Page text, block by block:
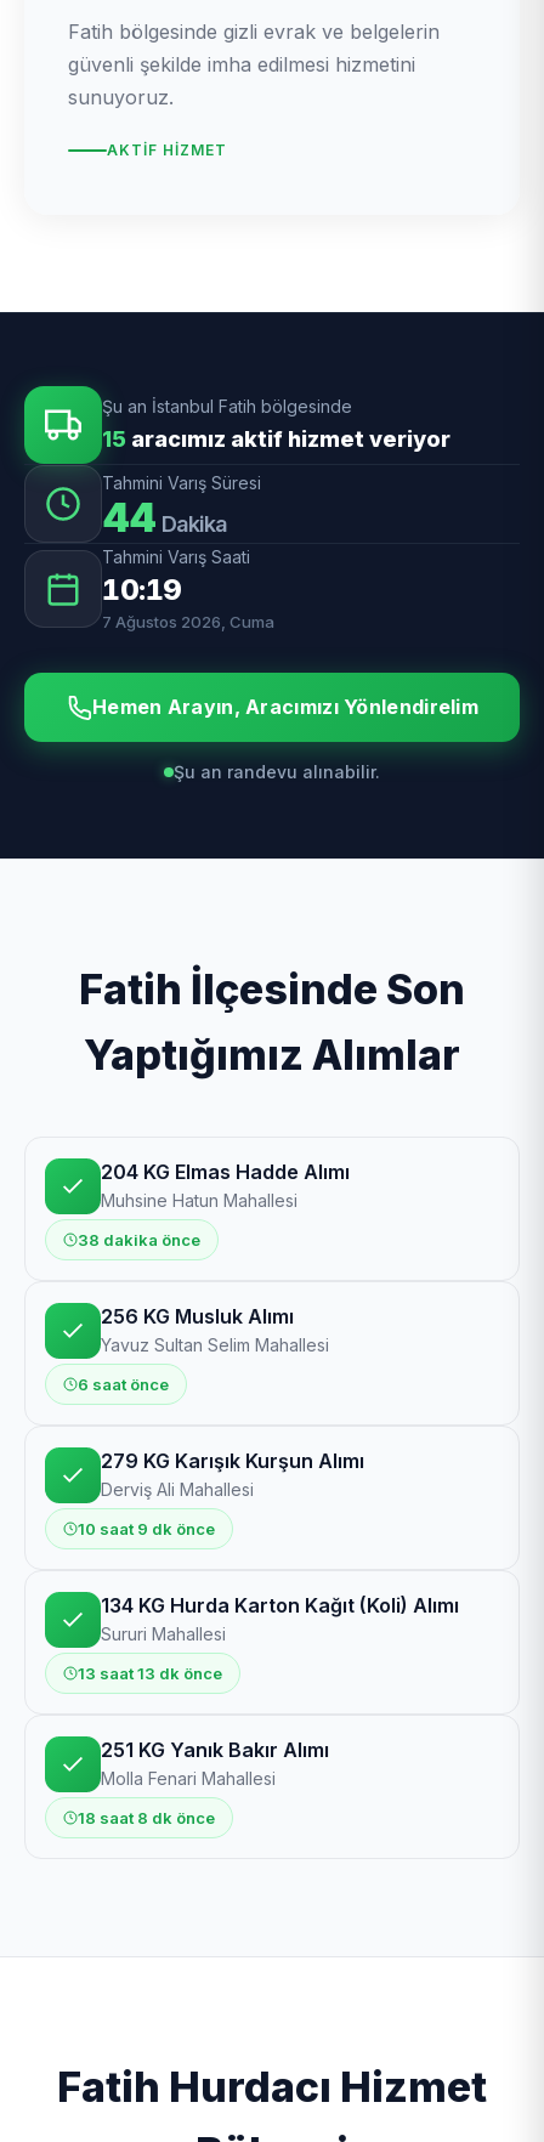
Fatih bölgesinde gizli evrak ve belgelerin
güvenli şekilde imha edilmesi hizmetini
sunuyoruz.
AKTIF HIZMET
Şu an İstanbul Fatih bölgesinde
15 aracımız aktif hizmet veriyor
Tahmini Varış Süresi
44 Dakika
Tahmini Varış Saati
10:19
7 Ağustos 2026, Cuma
Hemen Arayın, Aracımızı Yönlendirelim
Şu an randevu alınabilir.
Fatih İlçesinde Son
Yaptığımız Alımlar
204 KG Elmas Hadde Alımı
Muhsine Hatun Mahallesi
38 dakika önce
256 KG Musluk Alımı
Yavuz Sultan Selim Mahallesi
6 saat önce
279 KG Karışık Kurşun Alımı
Derviş Ali Mahallesi
10 saat 9 dk önce
134 KG Hurda Karton Kağıt (Koli) Alımı
Sururi Mahallesi
13 saat 13 dk önce
251 KG Yanık Bakır Alımı
Molla Fenari Mahallesi
18 saat 8 dk önce
Fatih Hurdacı Hizmet